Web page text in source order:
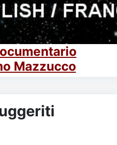
Mazzucco